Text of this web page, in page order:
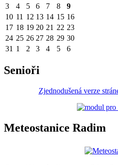
3
4 5 6 7 8
9
10 11 12 13 14 15 16
17 18 19 20 21 22 23
24 25 26 27 28 29 30
31 1 2 3 4 5 6
Senioři
Zjednodušená verze
Meteostanice Radim